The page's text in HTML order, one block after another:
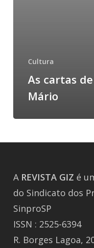
Cultura
As cartas de
Mário
A REVISTA GIZ é
do Sindicato dos
SinproSP
ISSN : 2525-6394
R. Borges Lagoa,